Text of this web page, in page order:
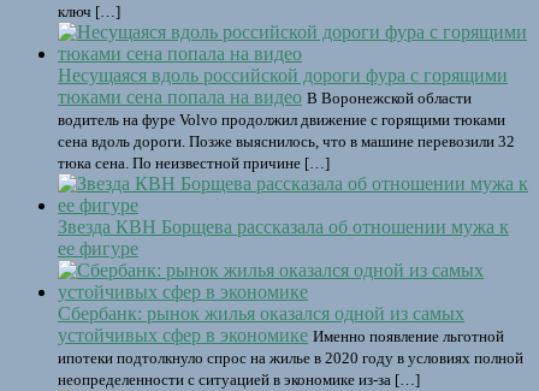
ключ […]
Несущаяся вдоль российской дороги фура с горящими
тюками сена попала на видео В Воронежской области
водитель на фуре Volvo продолжил движение с горящими тюками
сена вдоль дороги. Позже выяснилось, что в машине перевозили 32
тюка сена. По неизвестной причине […]
Звезда КВН Борщева рассказала об отношении мужа к
ее фигуре
Сбербанк: рынок жилья оказался одной из самых
устойчивых сфер в экономике Именно появление льготной
ипотеки подтолкнуло спрос на жилье в 2020 году в условиях полной
неопределенности с ситуацией в экономике из-за […]